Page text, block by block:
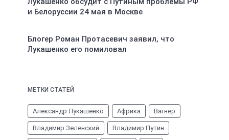
и Белоруссии 24 мая в Москве
Блогер Роман Протасевич заявил, что
Лукашенко его помиловал
МЕТКИ СТАТЕЙ
Александр Лукашенко Африка Вагнер
Владимир Зеленский Владимир Путин